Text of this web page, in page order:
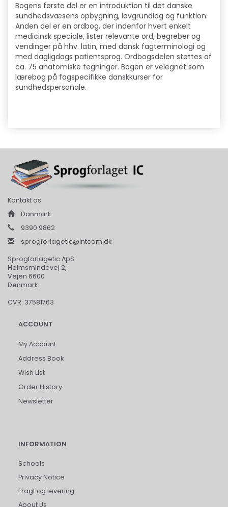
Bogens første del er en introduktion til det danske
sundhedsvæsens opbygning, lovgrundlag og funktion.
Anden del er en ordbog, der indenfor hvert enkelt
medicinsk speciale, lister relevante ord, begreber og
vendinger på hhv. latin, med dansk fagterminologi og
med dagligdags patientsprog. Ordbogsdelen støttes af
ca. 75 anatomiske tegninger. Bogen er velegnet som
lærebog på fagspecifikke danskkurser for
sundhedspersonale.
Kontakt os
Danmark
9390 9862
sprogforlagetic@intcom.dk
Sprogforlagetic ApS
Holmsmindevej 2,
Vejen 6600
Denmark
CVR: 37581763
ACCOUNT
My Account
Address Book
Wish List
Order History
Newsletter
INFORMATION
Schools
Privacy Notice
Fragt og levering
About Us